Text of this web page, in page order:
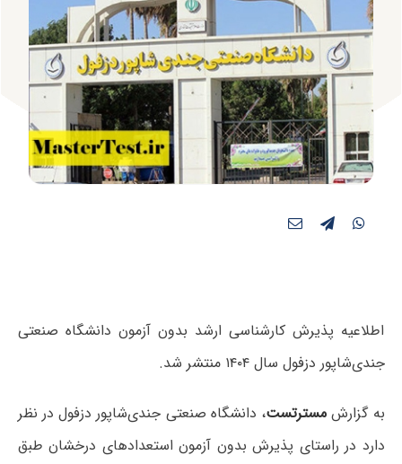
اطلاعیه پذیرش کارشناسی ارشد بدون آزمون دانشگاه صنعتی
جندی‌شاپور دزفول سال ۱۴۰۴ منتشر شد.
به گزارش مسترتست، دانشگاه صنعتی جندی‌شاپور دزفول در نظر
دارد در راستای پذیرش بدون آزمون استعدادهای درخشان طبق